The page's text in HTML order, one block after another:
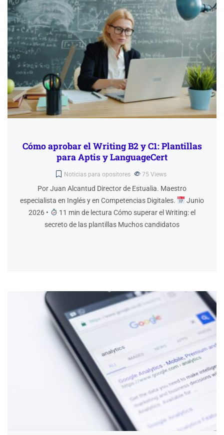
Cómo aprobar el Writing B2 y C1: Plantillas
para Aptis y LanguageCert
Noticias para opositores 75 Views
Por Juan Alcantud Director de Estualia. Maestro
especialista en Inglés y en Competencias Digitales.
Junio
2026 •
11 min de lectura Cómo superar el Writing: el
secreto de las plantillas Muchos candidatos